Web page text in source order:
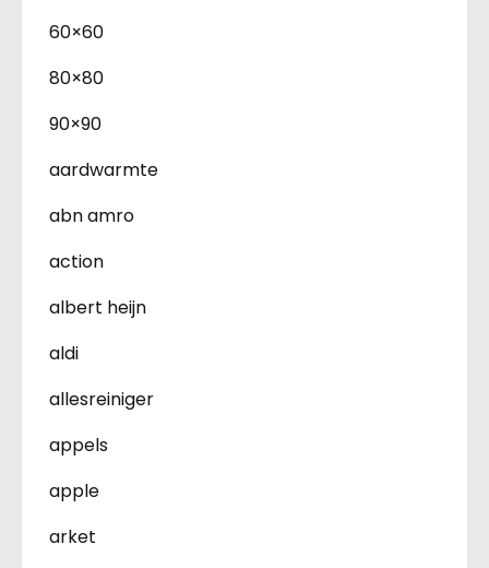
60×60
80×80
90×90
aardwarmte
abn amro
action
albert heijn
aldi
allesreiniger
appels
apple
arket